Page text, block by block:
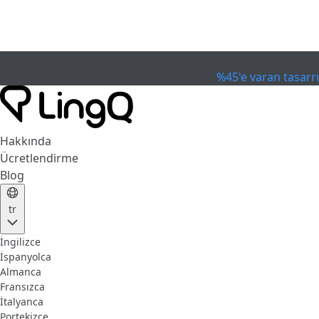
%45'e varan
Hakkında
Ücretlendirme
Blog
tr
İngilizce
İspanyolca
Almanca
Fransızca
İtalyanca